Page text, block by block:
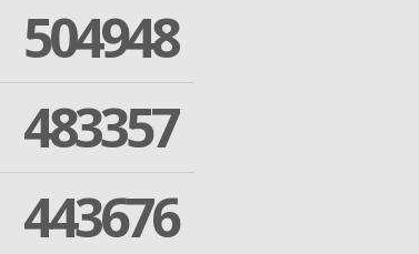
504948
483357
443676